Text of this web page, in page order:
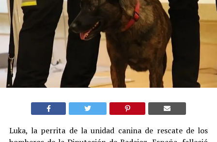
Luka, la perrita de la unidad canina de rescate de los